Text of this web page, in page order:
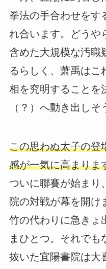
拳法の手合わせをす
れ合います。どうや
含めた大規模な汚職
るらしく、萧禹はこ
相を究明することを
（？）へ動き出しそ
この思わぬ太子の登
感が一気に高まりま
ついに聯賽が始まり
院の対戦が幕を開け
竹の代わりに急きょ
まひとつ。それでも
抜いた宜陽書院は大